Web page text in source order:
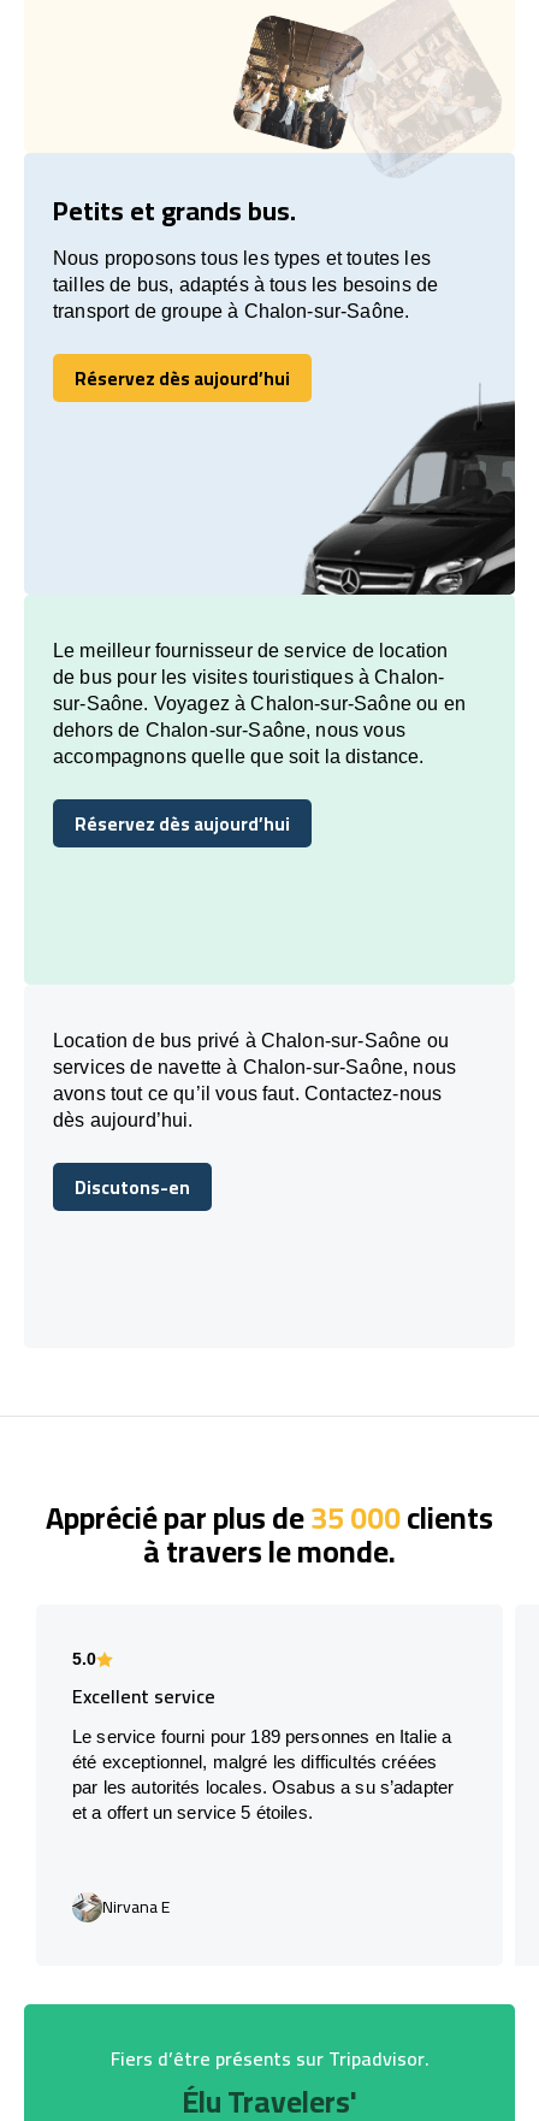
Petits et grands bus.
Nous proposons tous les types et toutes les
tailles de bus, adaptés à tous les besoins de
transport de groupe à Chalon-sur-Saône.
Réservez dès aujourd’hui
Réservez dès aujourd’hui
Le meilleur fournisseur de service de location
de bus pour les visites touristiques à Chalon-
sur-Saône. Voyagez à Chalon-sur-Saône ou en
dehors de Chalon-sur-Saône, nous vous
accompagnons quelle que soit la distance.
Réservez dès aujourd’hui
Réservez dès aujourd’hui
Location de bus privé à Chalon-sur-Saône ou
services de navette à Chalon-sur-Saône, nous
avons tout ce qu’il vous faut. Contactez-nous
dès aujourd’hui.
Discutons-en
Discutons-en
Apprécié par plus de35 000clients
à travers le monde.
5.0
Excellent service
Le service fourni pour 189 personnes en Italie a
été exceptionnel, malgré les difficultés créées
par les autorités locales. Osabus a su s’adapter
et a offert un service 5 étoiles.
Nirvana E
Fiers d’être présents sur Tripadvisor.
Élu Travelers'